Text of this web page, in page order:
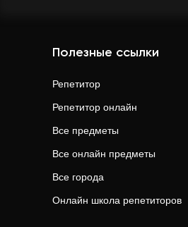
Полезные ссылки
Репетитор
Репетитор онлайн
Все предметы
Все онлайн предметы
Все города
Онлайн школа репетиторов